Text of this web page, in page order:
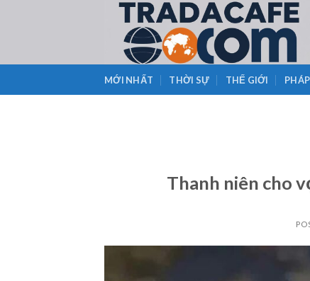
MỚI NHẤT THỜI SỰ THẾ GIỚI
Thanh niên cho